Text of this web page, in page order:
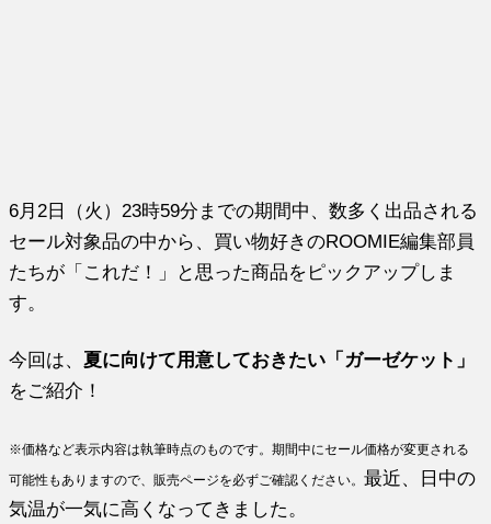
6月2日（火）23時59分までの期間中、数多く出品される
セール対象品の中から、買い物好きのROOMIE編集部員
たちが「これだ！」と思った商品をピックアップしま
す。
今回は、夏に向けて用意しておきたい「ガーゼケット」
をご紹介！
※価格など表示内容は執筆時点のものです。期間中にセール価格が変更される
可能性もありますので、販売ページを必ずご確認ください。最近、日中の
気温が一気に高くなってきました。